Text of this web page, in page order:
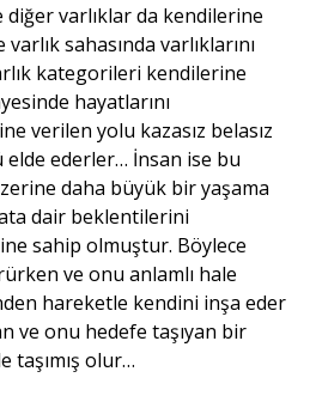
varlıklar da kendilerine
sahasında varlıklarını
kategorileri kendilerine
hayatlarını
verilen yolu kazasız belasız
ederler… İnsan ise bu
daha büyük bir yaşama
dair beklentilerini
sahip olmuştur. Böylece
ve onu anlamlı hale
hareketle kendini inşa eder
ve onu hedefe taşıyan bir
taşımış olur…